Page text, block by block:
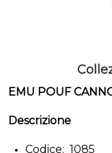
EMU POUF
Descrizione
Codice: 1085